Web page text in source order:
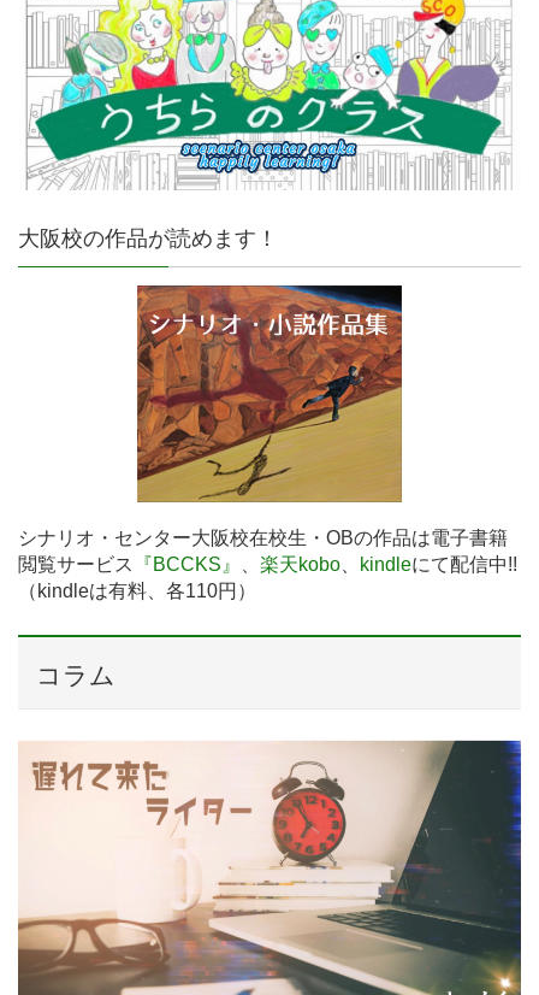
大阪校の作品が読めます！
シナリオ・センター大阪校在校生・OBの作品は電子書籍
閲覧サービス
『BCCKS』 楽天kobo kindleにて配信中!!
（kindleは有料、各110円）
コラム